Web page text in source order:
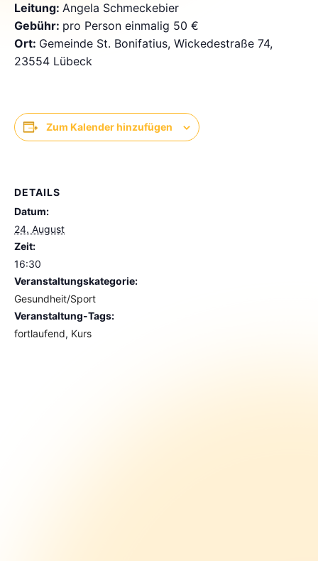
Leitung: Angela Schmeckebier
Gebühr: pro Person einmalig 50 €
Ort: Gemeinde St. Bonifatius, Wickedestraße 74,
23554 Lübeck
Zum Kalender hinzufügen
DETAILS
Datum:
24. August
Zeit:
16:30
Veranstaltungskategorie:
Gesundheit/Sport
Veranstaltung-Tags:
fortlaufend, Kurs